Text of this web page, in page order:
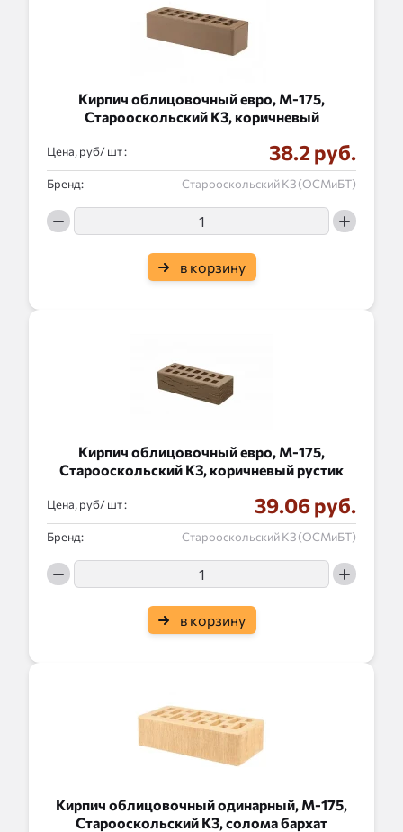
Кирпич облицовочный евро, М-175,
Старооскольский КЗ, коричневый
Цена, руб/ : 38.2 руб.
Бренд: Старооскольский КЗ (ОСМиБТ)
в корзину
Кирпич облицовочный евро, М-175,
Старооскольский КЗ, коричневый рустик
Цена, руб/ : 39.06 руб.
Бренд: Старооскольский КЗ (ОСМиБТ)
в корзину
Кирпич облицовочный одинарный, М-175,
Старооскольский КЗ, солома бархат